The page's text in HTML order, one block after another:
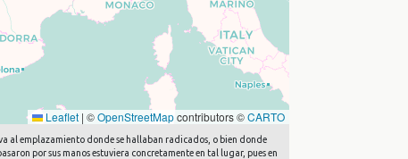
Leaflet | ©OpenStreetMapcontributors ©CARTO
al emplazamiento donde se hallaban radicados, o bien donde
por sus manos estuviera concretamente en tal lugar, pues en